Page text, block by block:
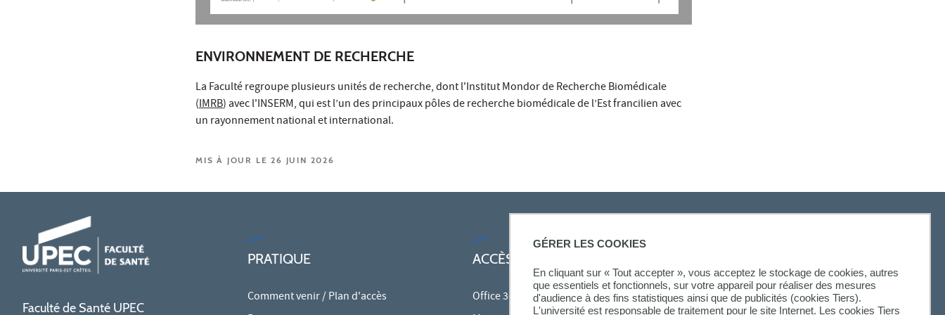
GÉRER LES COOKIES
En cliquant sur « Tout accepter », vous acceptez le stockage de cookies, autres
que essentiels et fonctionnels, sur votre appareil pour réaliser des mesures
d'audience à des fins statistiques ainsi que de publicités (cookies Tiers).
L'université est responsable de traitement pour le site Internet. Les cookies Tiers
ENVIRONNEMENT DE RECHERCHE
La Faculté regroupe plusieurs unités de recherche, dont l'Institut Mondor de Recherche Biomédicale
(IMRB) avec l'INSERM, qui est l’un des principaux pôles de recherche biomédicale de l’Est francilien avec
un rayonnement national et international.
MIS À JOUR LE 26 JUIN 2026
Faculté de Santé UPEC
PRATIQUE
Comment venir / Plan d'accès
ACCÈS RAPIDES
Office 365